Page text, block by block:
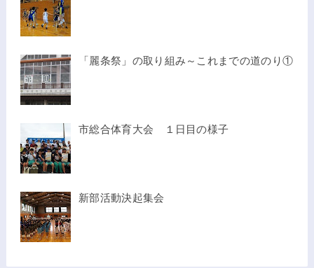
「麗条祭」の取り組み～これまでの道のり①
市総合体育大会 １日目の様子
新部活動決起集会